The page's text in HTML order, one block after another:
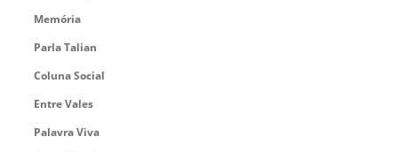
Memória
Parla Talian
Coluna Social
Entre Vales
Palavra Viva